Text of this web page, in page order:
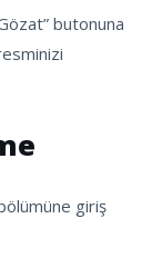
butonuna
giriş